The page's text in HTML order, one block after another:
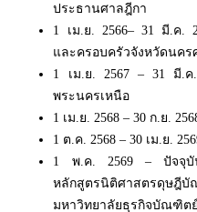
ประธานศาลฎีกา
1 เม.ย. 2566– 31 มี.ค.
และครอบครัวจังหวัดนคร
1 เม.ย. 2567 – 31 มี.ค
พระนครเหนือ
1 เม.ย. 2568 – 30 ก.ย.
1 ต.ค. 2568 – 30 เม.ย.
1 พ.ค. 2569 – ปัจจุบัน
หลักสูตรนิติศาสตรดุษฎี
มหาวิทยาลัยธุรกิจบัณฑิตย์